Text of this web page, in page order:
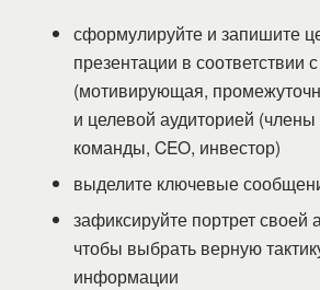
сформулируйте и запишите
презентации в соответствии
(мотивирующая,
и целевой аудиторией (члены
команды, CEO, инвестор)
выделите ключевые
зафиксируйте портрет своей
чтобы выбрать верную
информации